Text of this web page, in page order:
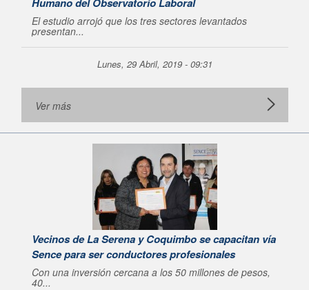
El estudio arrojó que los tres sectores levantados
presentan...
Lunes, 29 Abril, 2019 - 09:31
Ver más
Vecinos de La Serena y Coquimbo se capacitan vía
Sence para ser conductores profesionales
Con una inversión cercana a los 50 millones de pesos,
40...